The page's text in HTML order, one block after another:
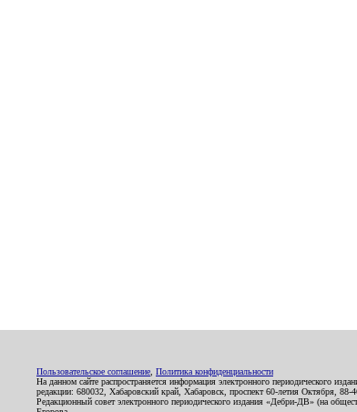
Пользовательское соглашение Политика конфиденциальности
На данном сайте распространяется информация электронного
редакции: 680032, Хабаровский край, Хабаровск, проспект 60-летия Октября,
Редакционный совет электронного периодического издания «Дебри-ДВ»